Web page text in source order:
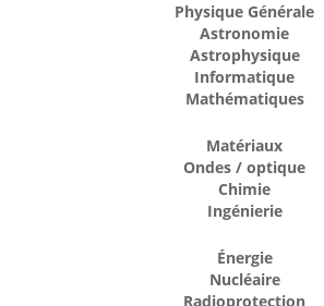
Physique Générale
Astronomie
Astrophysique
Informatique
Mathématiques
Matériaux
Ondes / optique
Chimie
Ingénierie
Énergie
Nucléaire
Radioprotection